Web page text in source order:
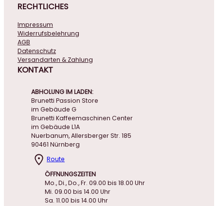
RECHTLICHES
Impressum
Widerrufsbelehrung
AGB
Datenschutz
Versandarten & Zahlung
KONTAKT
ABHOLUNG IM LADEN:
Brunetti Passion Store
im Gebäude G
Brunetti Kaffeemaschinen Center
im Gebäude L1A
Nuerbanum, Allersberger Str. 185
90461 Nürnberg
Route
ÖFFNUNGSZEITEN
Mo., Di., Do., Fr. 09.00 bis 18.00 Uhr
Mi. 09.00 bis 14.00 Uhr
Sa. 11.00 bis 14.00 Uhr